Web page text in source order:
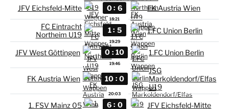
JFV Eichsfeld-Mitte 0 : 6 FK Austria Wien
18:21
FC Eintracht
Northeim U19
1 : 5 1.FC Union Berlin
19:29
JFV West Göttingen 0 : 10 1.FC Union Berlin
19:46
FK Austria Wien 10 : 0
JSG
Markoldendorf/Elfas
U19
20:03
1. FSV Mainz 05 6 : 0 JFV Eichsfeld-Mitte